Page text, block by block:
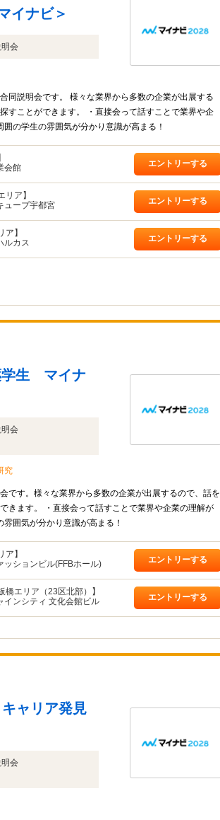
イナビ＞
会
同説明会です。 様々な業界から多数の企業が出展する
すことができます。 ・直接会って話すことで業界や企
の学生の雰囲気が分かり意識が高まる！
会館
エントリーする
リア】
ューブ宇都宮
エントリーする
ア】
ルカス
エントリーする
学生 マイナ
会
究
です。様々な業界から多数の企業が出展するので、話を
きます。 ・直接会って話すことで業界や企業の理解が
囲気が分かり意識が高まる！
ア】
ッションビル(FFBホール)
エントリーする
橋エリア（23区北部）】
インシティ 文化会館ビル
エントリーする
ャリア発見
会